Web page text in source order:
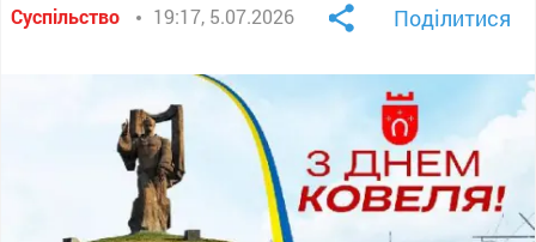
Суспільство 19:17, 5.07.2026 Поділитися